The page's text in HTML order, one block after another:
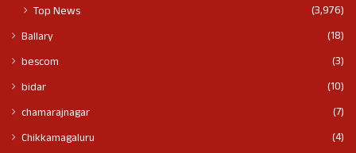
Top News (3,976)
Ballary
(18)
bescom
(3)
bidar
(10)
chamarajnagar
(7)
Chikkamagaluru
(4)